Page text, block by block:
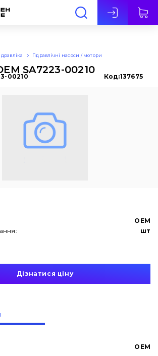
Гідравлічні насоси / мотори
SA7223-00210
00210 Код:137675
OEM
шт
Дізнатися ціну
OEM